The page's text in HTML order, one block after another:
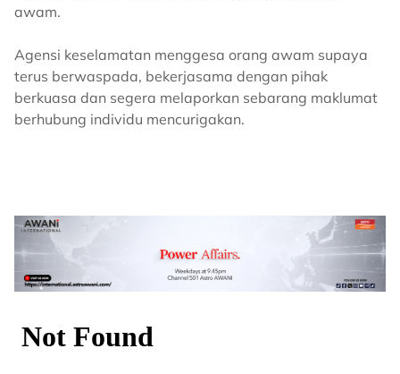
awam.
Agensi keselamatan menggesa orang awam supaya
terus berwaspada, bekerjasama dengan pihak
berkuasa dan segera melaporkan sebarang maklumat
berhubung individu mencurigakan.